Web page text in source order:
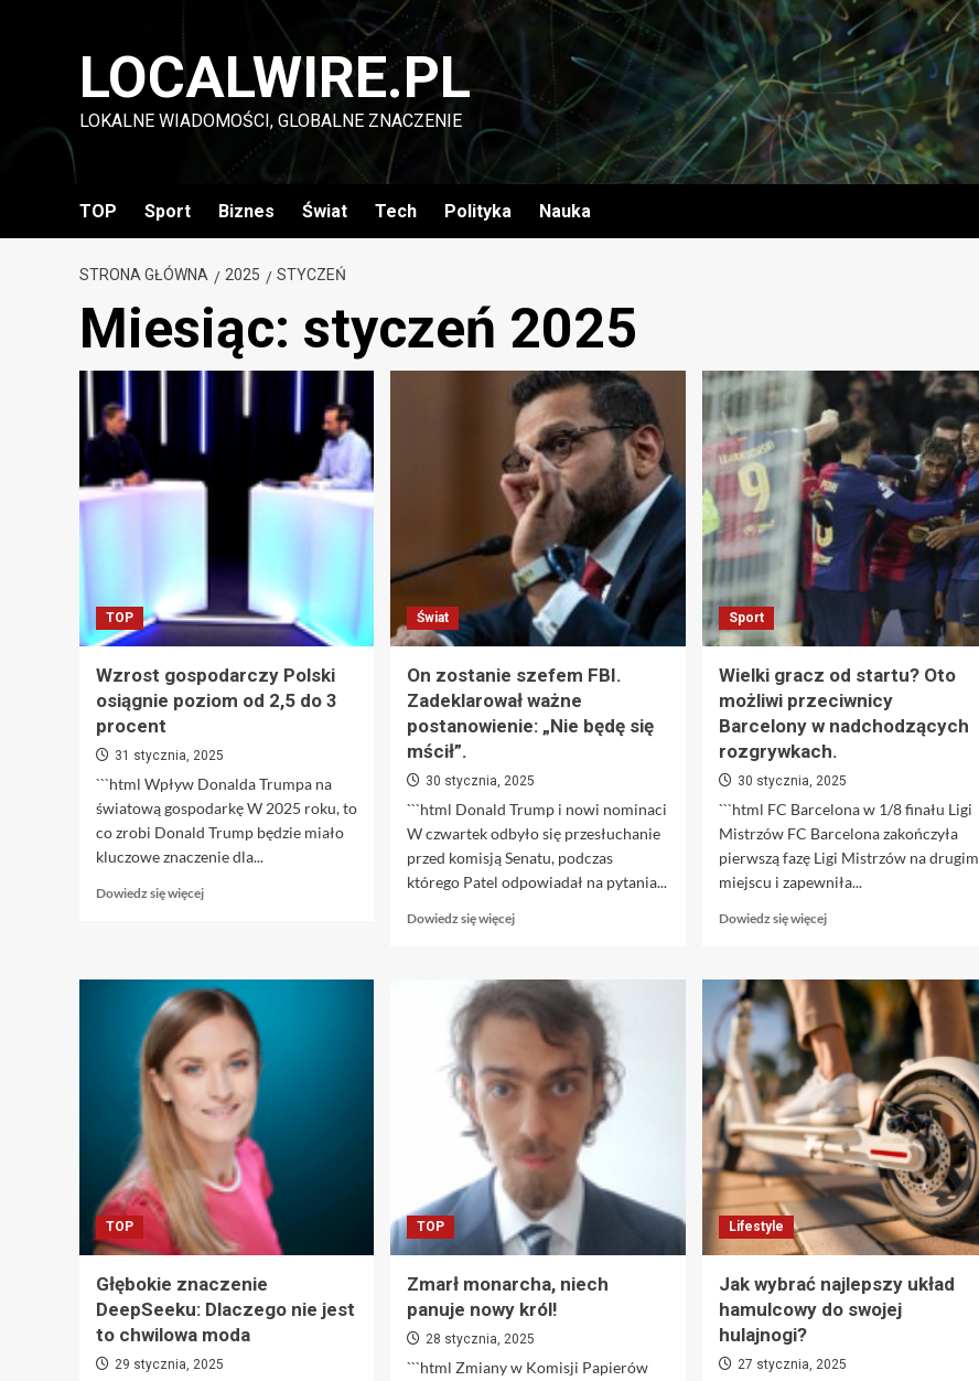
LOCALWIRE.PL
LOKALNE WIADOMOŚCI, GLOBALNE ZNACZENIE
TOP Sport Biznes Świat Tech Polityka Nauka
STRONA GŁÓWNA 2025 STYCZEŃ
Miesiąc: styczeń 2025
TOP
Wzrost gospodarczy Polski
osiągnie poziom od 2,5 do 3
procent
31 stycznia, 2025
```html Wpływ Donalda Trumpa na
światową gospodarkę W 2025 roku, to
co zrobi Donald Trump będzie miało
kluczowe znaczenie dla...
Dowiedz się więcejDowiedz
gospodarczy
Polski
osiągnie
poziom
od
2,5
do
3
procent
Świat
On zostanie szefem FBI.
Zadeklarował ważne
postanowienie: „Nie będę się
mścił”.
30 stycznia, 2025
```html Donald Trump i nowi nominaci
W czwartek odbyło się przesłuchanie
przed komisją Senatu, podczas
którego Patel odpowiadał na pytania...
Dowiedz się więcejDowiedz
o
On
zostanie
szefem
Zadeklarował
ważne
postanowienie:
„Nie
będę
się
mścił”.
Sport
Wielki gracz od startu? Oto
możliwi przeciwnicy
Barcelony w nadchodzących
rozgrywkach.
30 stycznia, 2025
```html FC Barcelona w 1/8 finału Ligi
Mistrzów FC Barcelona zakończyła
pierwszą fazę Ligi Mistrzów na drugim
miejscu i zapewniła...
Dowiedz się więcejDowiedz
o
Wielki
gracz
od
startu?
Oto
możliwi
przeciwnicy
Barcelony
w
nadchodzących
rozgrywkach.
TOP
Głębokie znaczenie
DeepSeeku: Dlaczego nie jest
to chwilowa moda
29 stycznia, 2025
TOP
Zmarł monarcha, niech
panuje nowy król!
28 stycznia, 2025
```html Zmiany w Komisji Papierów
Lifestyle
Jak wybrać najlepszy układ
hamulcowy do swojej
hulajnogi?
27 stycznia, 2025